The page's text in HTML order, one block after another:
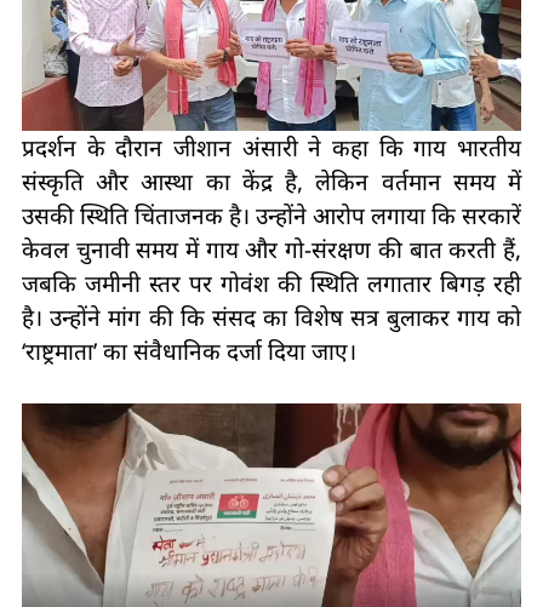
प्रदर्शन के दौरान जीशान अंसारी ने कहा कि गाय भारतीय
संस्कृति और आस्था का केंद्र है, लेकिन वर्तमान समय में
उसकी स्थिति चिंताजनक है। उन्होंने आरोप लगाया कि सरकारें
केवल चुनावी समय में गाय और गो-संरक्षण की बात करती हैं,
जबकि जमीनी स्तर पर गोवंश की स्थिति लगातार बिगड़ रही
है। उन्होंने मांग की कि संसद का विशेष सत्र बुलाकर गाय को
‘राष्ट्रमाता’ का संवैधानिक दर्जा दिया जाए।